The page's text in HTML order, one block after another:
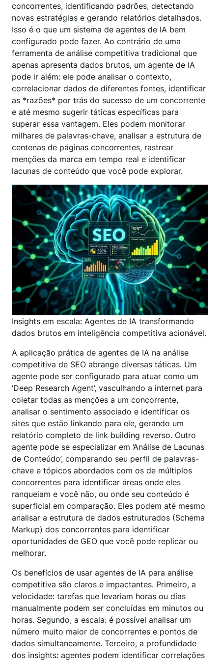
concorrentes, identificando padrões, detectando
novas estratégias e gerando relatórios detalhados.
Isso é o que um sistema de agentes de IA bem
configurado pode fazer. Ao contrário de uma
ferramenta de análise competitiva tradicional que
apenas apresenta dados brutos, um agente de IA
pode ir além: ele pode analisar o contexto,
correlacionar dados de diferentes fontes, identificar
as *razões* por trás do sucesso de um concorrente
e até mesmo sugerir táticas específicas para
superar essa vantagem. Eles podem monitorar
milhares de palavras-chave, analisar a estrutura de
centenas de páginas concorrentes, rastrear
menções da marca em tempo real e identificar
lacunas de conteúdo que você pode explorar.
Insights em escala: Agentes de IA transformando
dados brutos em inteligência competitiva acionável.
A aplicação prática de agentes de IA na análise
competitiva de SEO abrange diversas táticas. Um
agente pode ser configurado para atuar como um
‘Deep Research Agent’, vasculhando a internet para
coletar todas as menções a um concorrente,
analisar o sentimento associado e identificar os
sites que estão linkando para ele, gerando um
relatório completo de link building reverso. Outro
agente pode se especializar em ‘Análise de Lacunas
de Conteúdo’, comparando seu perfil de palavras-
chave e tópicos abordados com os de múltiplos
concorrentes para identificar áreas onde eles
ranqueiam e você não, ou onde seu conteúdo é
superficial em comparação. Eles podem até mesmo
analisar a estrutura de dados estruturados (Schema
Markup) dos concorrentes para identificar
oportunidades de GEO que você pode replicar ou
melhorar.
Os benefícios de usar agentes de IA para análise
competitiva são claros e impactantes. Primeiro, a
velocidade: tarefas que levariam horas ou dias
manualmente podem ser concluídas em minutos ou
horas. Segundo, a escala: é possível analisar um
número muito maior de concorrentes e pontos de
dados simultaneamente. Terceiro, a profundidade
dos insights: agentes podem identificar correlações